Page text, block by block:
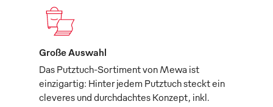
Große Auswahl
Das Putztuch-Sortiment von Mewa ist
einzigartig: Hinter jedem Putztuch steckt ein
cleveres und durchdachtes Konzept, inkl.